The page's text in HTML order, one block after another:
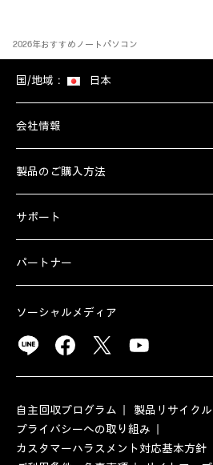
2026年おすすめノートパソコン
国/地域： 日本
会社情報
製品のご購入方法
サポート
パートナー
ソーシャルメディア
自主回収プログラム
製品リサイクル
プライバシーへの取り組み
カスタマーハラスメント対応基本方針